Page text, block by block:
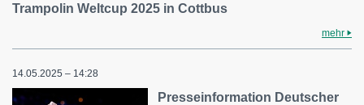
Trampolin Weltcup 2025 in Cottbus
mehr
14.05.2025 – 14:28
Presseinformation Deutscher